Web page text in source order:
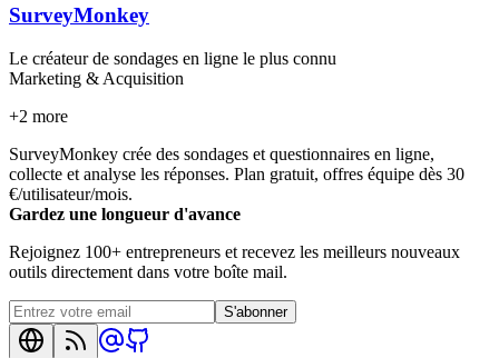
SurveyMonkey
Le créateur de sondages en ligne le plus connu
Marketing & Acquisition
+2 more
SurveyMonkey crée des sondages et questionnaires en ligne,
collecte et analyse les réponses. Plan gratuit, offres équipe dès 30
€/utilisateur/mois.
Gardez une longueur d'avance
Rejoignez 100+ entrepreneurs et recevez les meilleurs nouveaux
outils directement dans votre boîte mail.
S'abonner